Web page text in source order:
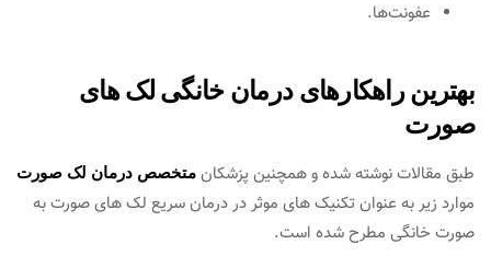
عفونت‌‌ها.
بهترین راهکارهای درمان خانگی لک های
صورت
طبق مقالات نوشته شده و همچنین پزشکان متخصص درمان لک صورت
موارد زیر به عنوان تکنیک های موثر در درمان سریع لک های صورت به
صورت خانگی مطرح شده است.